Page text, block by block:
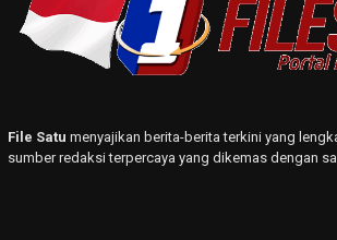
File Satu menyajikan berita-berita terkini yang
sumber redaksi terpercaya yang dikemas dengan